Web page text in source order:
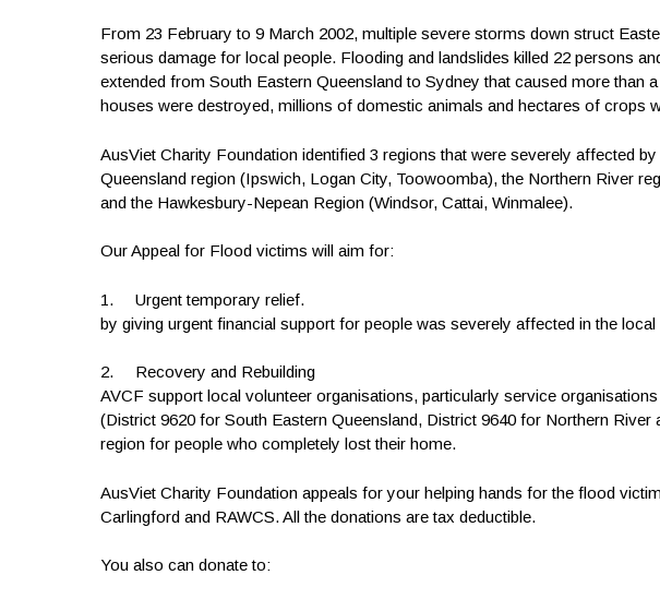
From 23 February to 9 March 2002, multiple severe storms down struct
serious damage for local people. Flooding and landslides killed 22 persons
extended from South Eastern Queensland to Sydney that caused more than
houses were destroyed, millions of domestic animals and hectares of crops
AusViet Charity Foundation identified 3 regions that were severely affected
Queensland region (Ipswich, Logan City, Toowoomba), the Northern River
and the Hawkesbury-Nepean Region (Windsor, Cattai, Winmalee).
Our Appeal for Flood victims will aim for:
1. Urgent temporary relief.
by giving urgent financial support for people was severely affected in the local
2. Recovery and Rebuilding
AVCF support local volunteer organisations, particularly service
(District 9620 for South Eastern Queensland, District 9640 for Northern
region for people who completely lost their home.
AusViet Charity Foundation appeals for your helping hands for the flood
Carlingford and RAWCS. All the donations are tax deductible.
You also can donate to: